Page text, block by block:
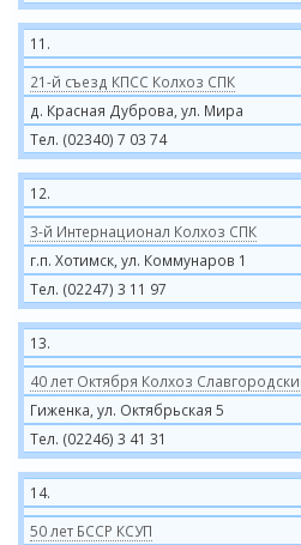
11.
21-й съезд КПСС Колхоз СПК
д. Красная Дуброва, ул. Мира
Тел. (02340) 7 03 74
12.
3-й Интернационал Колхоз СПК
г.п. Хотимск, ул. Коммунаров 1
Тел. (02247) 3 11 97
13.
40 лет Октября Колхоз
Гиженка, ул. Октябрьская 5
Тел. (02246) 3 41 31
14.
50 лет БССР КСУП